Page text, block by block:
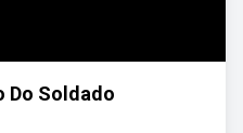
Do Soldado